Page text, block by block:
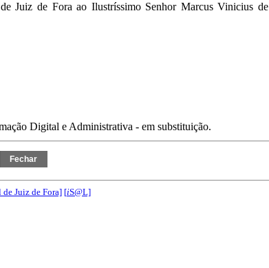
Juiz de Fora ao Ilustríssimo Senhor Marcus Vinicius de
Digital e Administrativa - em substituição.
Juiz de Fora] [iS@L]